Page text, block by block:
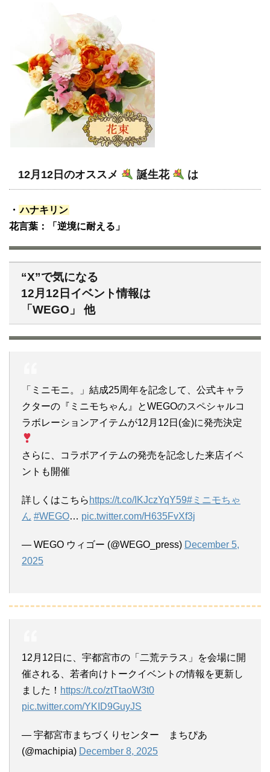
12月12日のオススメ 誕生花 は
・ ハナキリン
花言葉：「逆境に耐える」
“X”で気になる
12月12日イベント情報は
「WEGO」 他
「ミニモニ。」結成25周年を記念して、公式キャラ
クターの『ミニモちゃん』とWEGOのスペシャルコ
ラボレーションアイテムが12月12日(金)に発売決定
さらに、コラボアイテムの発売を記念した来店イベ
ントも開催
詳しくはこちら https://t.co/IKJczYqY59#ミニモちゃ
ん #WEGO… pic.twitter.com/H635FvXf3j
— WEGO ウィゴー (@WEGO_press) December 5,
2025
12月12日に、宇都宮市の「二荒テラス」を会場に開
催される、若者向けトークイベントの情報を更新し
ました！ https://t.co/ztTtaoW3t0
pic.twitter.com/YKID9GuyJS
— 宇都宮市まちづくりセンター まちぴあ
(@machipia) December 8, 2025